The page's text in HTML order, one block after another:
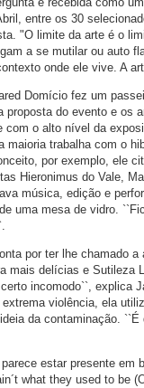
entre os 30
"O limite da arte é o
a se mutilar ou auto
onde ele vive. A
Domício fez um
proposta do evento e os
com o alto nível da
maioria trabalha com o
por exemplo, ele
Hieronimus do Vale,
música, edição e
uma mesa de vidro.
por ter lhe chamado
mais delícias e
incomodo``, explica
violência, ela
da contaminação.
estar presente em
what they used to be